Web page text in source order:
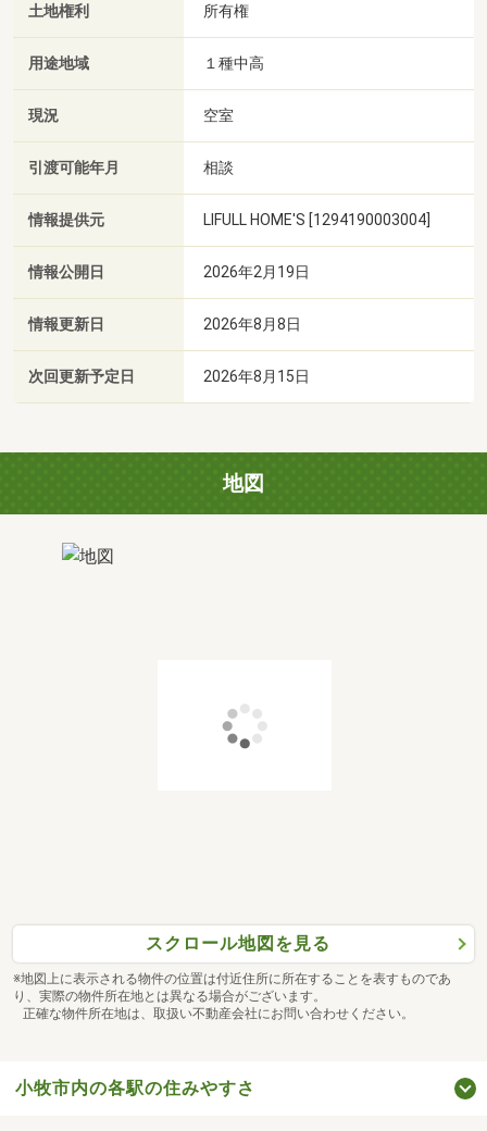
土地権利 所有権
用途地域 １種中高
現況 空室
引渡可能年月 相談
情報提供元 LIFULL HOME'S [1294190003004]
情報公開日 2026年2月19日
情報更新日 2026年8月8日
次回更新予定日 2026年8月15日
地図
スクロール地図を見る
※地図上に表示される物件の位置は付近住所に所在することを表すものであ
り、実際の物件所在地とは異なる場合がございます。
正確な物件所在地は、取扱い不動産会社にお問い合わせください。
小牧市内の各駅の住みやすさ